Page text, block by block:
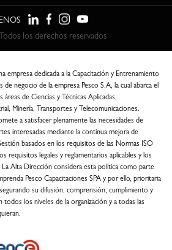
los derechos reservados
empresa dedicada a la Capacitación y Entrenamiento
de negocio de la empresa Pesco S.A, la cual abarca el
de Ciencias y Técnicas Aplicadas,
Minería, Transportes y Telecomunicaciones.
a satisfacer plenamente las necesidades de
interesadas mediante la continua mejora de
basados en los requisitos de las Normas ISO
requisitos legales y reglamentarios aplicables y los
Alta Dirección considera esta política como parte
Pesco Capacitaciones SPA y por ello, prioritaria
su difusión, comprensión, cumplimiento y
todos los niveles de la organización y a todas las